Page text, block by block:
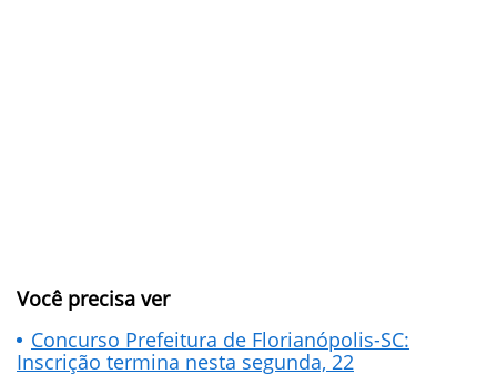
Você precisa ver
Concurso Prefeitura de Florianópolis-SC:
Inscrição termina nesta segunda, 22